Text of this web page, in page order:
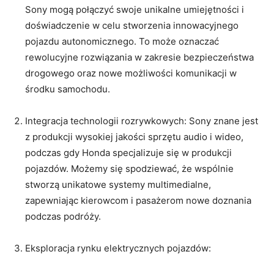
Sony mogą połączyć swoje⁤ unikalne umiejętności i​
doświadczenie w⁣ celu stworzenia innowacyjnego⁤
pojazdu autonomicznego. To może oznaczać
rewolucyjne ⁢rozwiązania w zakresie‌ bezpieczeństwa
drogowego oraz nowe ‌możliwości komunikacji w
⁢środku⁤ samochodu.
Integracja technologii rozrywkowych: Sony znane​ jest
z produkcji‍ wysokiej jakości sprzętu⁢ audio i wideo,
podczas gdy ​Honda specjalizuje⁣ się w⁣ produkcji
pojazdów.⁤ Możemy się spodziewać, że wspólnie
stworzą ‍unikatowe systemy multimedialne,
zapewniając kierowcom⁤ i pasażerom nowe doznania
podczas podróży.
Eksploracja rynku elektrycznych pojazdów: ​